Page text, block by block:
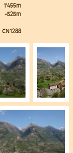
1'455m
-525m
CN1288